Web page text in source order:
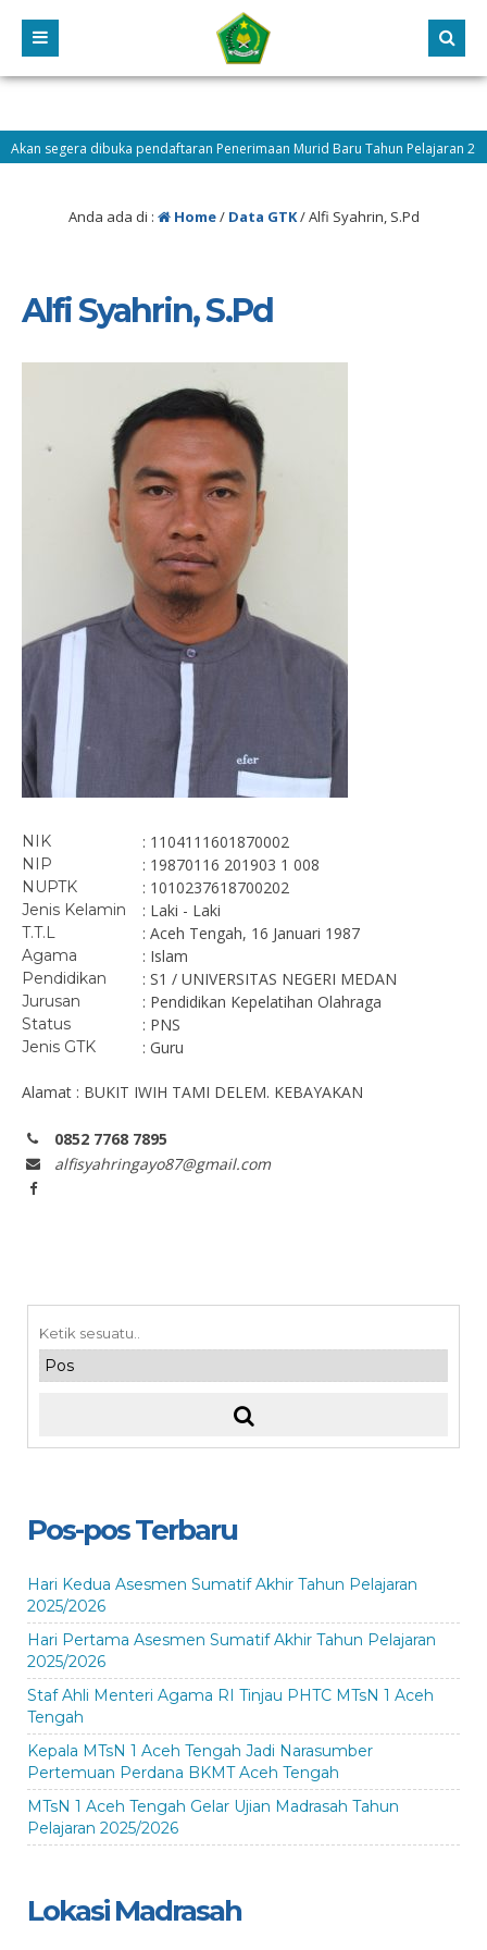
segera dibuka pendaftaran Penerimaan Murid Baru Tahun Pelajaran 2026/
Anda ada di : Home/ Data GTK/Alfi Syahrin, S.Pd
Alfi Syahrin, S.Pd
NIK : 1104111601870002
NIP : 19870116 201903 1 008
NUPTK : 1010237618700202
Jenis Kelamin : Laki - Laki
T.T.L : Aceh Tengah, 16 Januari 1987
Agama : Islam
Pendidikan : S1 / UNIVERSITAS NEGERI MEDAN
Jurusan : Pendidikan Kepelatihan Olahraga
Status : PNS
Jenis GTK : Guru
Alamat : BUKIT IWIH TAMI DELEM. KEBAYAKAN
0852 7768 7895
alfisyahringayo87@gmail.com
Pos-pos Terbaru
Hari Kedua Asesmen Sumatif Akhir Tahun Pelajaran
2025/2026
Hari Pertama Asesmen Sumatif Akhir Tahun Pelajaran
2025/2026
Staf Ahli Menteri Agama RI Tinjau PHTC MTsN 1 Aceh
Tengah
Kepala MTsN 1 Aceh Tengah Jadi Narasumber
Pertemuan Perdana BKMT Aceh Tengah
MTsN 1 Aceh Tengah Gelar Ujian Madrasah Tahun
Pelajaran 2025/2026
Lokasi Madrasah